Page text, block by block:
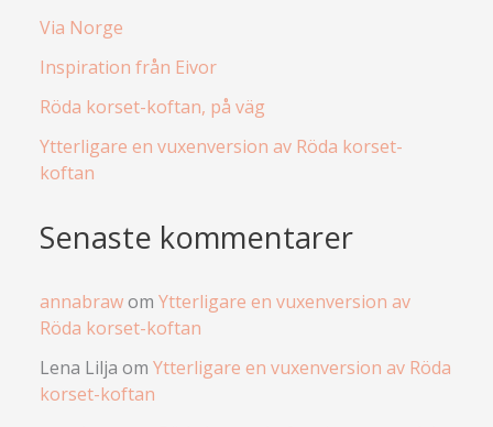
Via Norge
Inspiration från Eivor
Röda korset-koftan, på väg
Ytterligare en vuxenversion av Röda korset-
koftan
Senaste kommentarer
annabrawom Ytterligare en vuxenversion av
Röda korset-koftan
Lena Lilja om Ytterligare en vuxenversion av Röda
korset-koftan